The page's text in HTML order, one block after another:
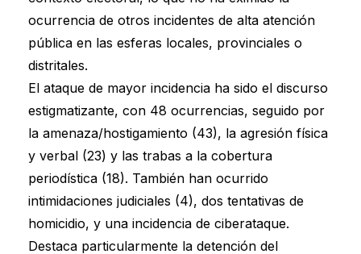
ocurrencia de otros incidentes de alta atención
pública en las esferas locales, provinciales o
distritales.
El ataque de mayor incidencia ha sido el discurso
estigmatizante, con 48 ocurrencias, seguido por
la amenaza/hostigamiento (43), la agresión física
y verbal (23) y las trabas a la cobertura
periodística (18). También han ocurrido
intimidaciones judiciales (4), dos tentativas de
homicidio, y una incidencia de ciberataque.
Destaca particularmente la detención del